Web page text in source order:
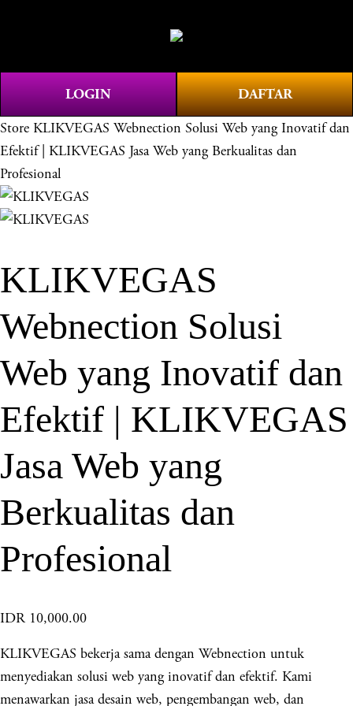
e
n
u
LOGIN DAFTAR
Store KLIKVEGAS Webnection Solusi Web yang Inovatif dan
Efektif | KLIKVEGAS Jasa Web yang Berkualitas dan
Profesional
KLIKVEGAS
Webnection Solusi
Web yang Inovatif dan
Efektif | KLIKVEGAS
Jasa Web yang
Berkualitas dan
Profesional
IDR 10,000.00
KLIKVEGAS bekerja sama dengan Webnection untuk
menyediakan solusi web yang inovatif dan efektif. Kami
menawarkan jasa desain web, pengembangan web, dan